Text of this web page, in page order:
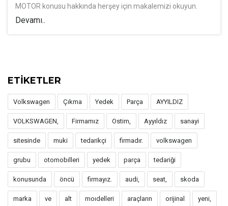
MOTOR konusu hakkında herşey için makalemizi okuyun.
Devamı..
ETİKETLER
Volkswagen Çıkma Yedek Parça AYYILDIZ
VOLKSWAGEN, Firmamız Ostim, Ayyıldız sanayi
sitesinde muki tedarikçi firmadır. volkswagen
grubu otomobilleri yedek parça tedariği
konusunda öncü firmayız. audi, seat, skoda
marka ve alt moıdelleri araçların orijinal yeni,